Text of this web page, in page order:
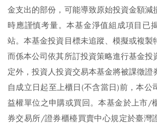
金支出的部份，可能導致原始投資金額減
時應謹慎考量。本基金淨值組成項目已
站。本基金投資目標未追蹤、模擬或複製
而係本公司依其所訂投資策略進行基金投
定外，投資人投資交易本基金將被課徵證
自成立日起至上櫃日(不含當日)前，本公
益權單位之申購或買回。本基金於上市/
券交易所/證券櫃檯買賣中心規定於臺灣